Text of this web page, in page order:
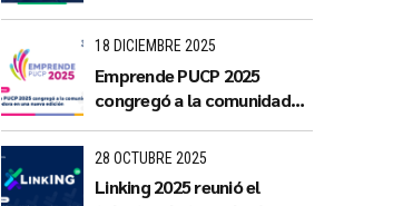
18 DICIEMBRE 2025
Emprende PUCP 2025
congregó a la comunidad
nueva edición
28 OCTUBRE 2025
Linking 2025 reunió el